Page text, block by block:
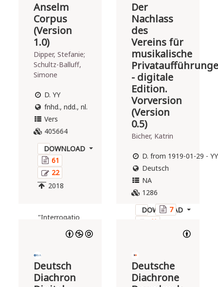
Anselm
Corpus
(Version
1.0)
Dipper, Stefanie;
Schultz-Balluff,
Simone
D. YY
fnhd., ndd., nl.
Vers
405664
DOWNLOAD
61
22
2018
"Interrogatio
Anselmi de
Domini"
('Questions
by Saint
Der
Nachlass
des
Vereins für
musikalische
- digitale
Edition.
Vorversion
(Version
0.5)
Bicher, Katrin
D. from 1919-01-29 - YY
Deutsch
NA
1286
DOWNLOAD
7
41
Seminar "Der
Nachlass des
Deutsch
Diachron
Deutsche
Diachrone